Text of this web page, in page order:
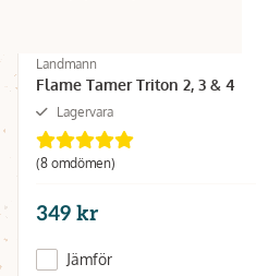
Landmann
Flame Tamer Triton 2, 3 & 4
Lagervara
(8 omdömen)
349 kr
Jämför